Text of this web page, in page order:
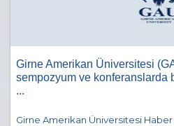
Girne Amerikan Üniversitesi
sempozyum ve konferanslarda
...
Girne Amerikan Üniversitesi